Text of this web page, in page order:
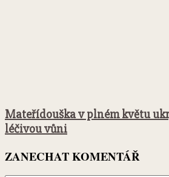
Mateřídouška v plném květu
léčivou vůni
ZANECHAT KOMENTÁŘ